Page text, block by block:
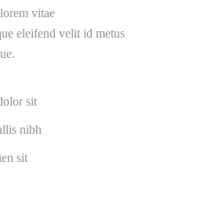
vitae
eleifend velit id metus
sit
nibh
sit